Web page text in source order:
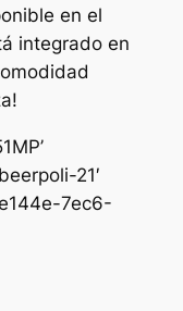
en el
integrado en
21′
7ec6-